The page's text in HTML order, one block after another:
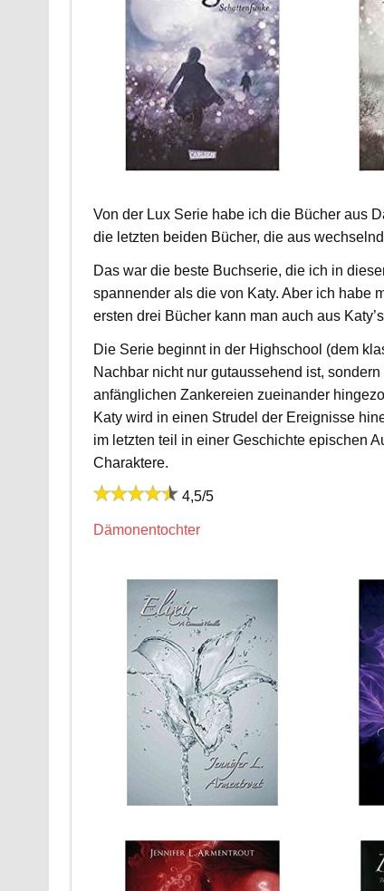
Von der Lux Serie habe ich die Bücher aus
die letzten beiden Bücher, die aus
Das war die beste Buchserie, die ich in
spannender als die von Katy. Aber ich habe
ersten drei Bücher kann man auch aus
Die Serie beginnt in der Highschool (dem
Nachbar nicht nur gutaussehend ist,
anfänglichen Zankereien zueinander
Katy wird in einen Strudel der Ereignisse
im letzten teil in einer Geschichte epischen
Charaktere.
4,5/5
Dämonentochter